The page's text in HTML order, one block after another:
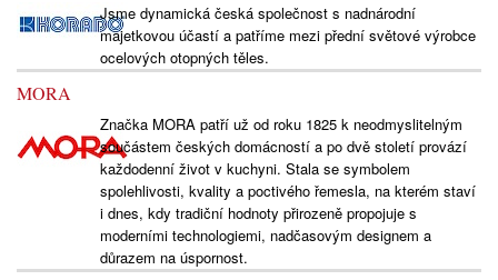
Jsme dynamická česká společnost s nadnárodní
majetkovou účastí a patříme mezi přední světové výrobce
ocelových otopných těles.
MORA
Značka MORA patří už od roku 1825 k neodmyslitelným
součástem českých domácností a po dvě století provází
každodenní život v kuchyni. Stala se symbolem
spolehlivosti, kvality a poctivého řemesla, na kterém staví
i dnes, kdy tradiční hodnoty přirozeně propojuje s
moderními technologiemi, nadčasovým designem a
důrazem na úspornost.